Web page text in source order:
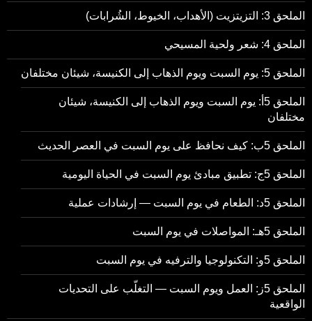
الملحق 3: التزيتزيت (الأهداب، الخيوط، الشُرابات)
الملحق 4: شعر ولحية المسيحي
الملحق 5: يوم السبت ويوم الذهاب إلى الكنيسة، شيئان مختلفان
الملحق 5أ: يوم السبت ويوم الذهاب إلى الكنيسة، شيئان
مختلفان
الملحق 5ب: كيف نحافظ على يوم السبت في العصر الحديث
الملحق 5ج: تطبيق مبادئ يوم السبت في الحياة اليومية
الملحق 5د: الطعام في يوم السبت — إرشادات عملية
الملحق 5هـ: المواصلات في يوم السبت
الملحق 5و: التكنولوجيا والترفيه في يوم السبت
الملحق 5ز: العمل ويوم السبت — التغلّب على التحديات
الواقعية